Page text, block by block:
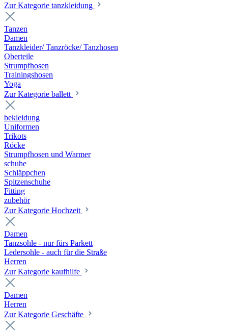
Zur Kategorie tanzkleidung
Tanzen
Damen
Tanzkleider/ Tanzröcke/ Tanzhosen
Oberteile
Strumpfhosen
Trainingshosen
Yoga
Zur Kategorie ballett
bekleidung
Uniformen
Trikots
Röcke
Strumpfhosen und Warmer
schuhe
Schläppchen
Spitzenschuhe
Fitting
zubehör
Zur Kategorie Hochzeit
Damen
Tanzsohle - nur fürs Parkett
Ledersohle - auch für die Straße
Herren
Zur Kategorie kaufhilfe
Damen
Herren
Zur Kategorie Geschäfte